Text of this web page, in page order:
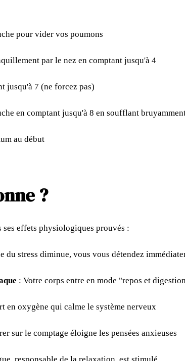
pour vider vos poumons
par le nez en comptant jusqu'à 4
jusqu'à 7 (ne forcez pas)
en comptant jusqu'à 8 en soufflant
au début
?
effets physiologiques prouvés :
du stress diminue, vous vous détendez
: Votre corps entre en mode "repos et
en oxygène qui calme le système nerveux
sur le comptage éloigne les pensées anxieuses